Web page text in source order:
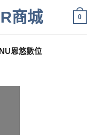
0
NU恩悠數位